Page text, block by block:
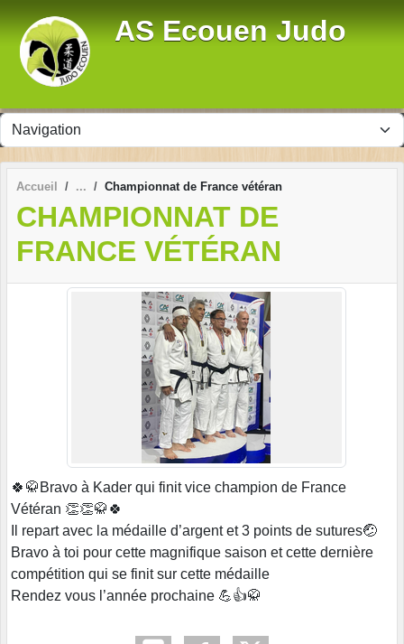
AS Ecouen Judo
Accueil Championnat de France vétéran
CHAMPIONNAT DE
FRANCE VÉTÉRAN
🍀🥋Bravo à Kader qui finit vice champion de France
Vétéran 👏👏🥋🍀
Il repart avec la médaille d’argent et 3 points de sutures🤕
Bravo à toi pour cette magnifique saison et cette dernière
compétition qui se finit sur cette médaille
Rendez vous l’année prochaine 💪👍🥋